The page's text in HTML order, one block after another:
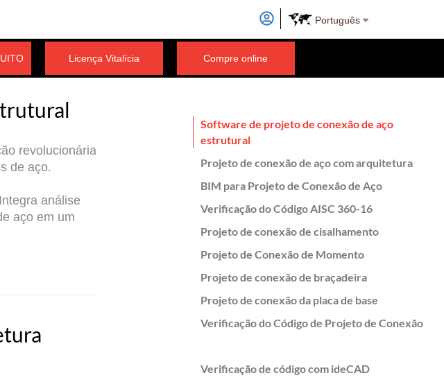
Português
Compre online
Licença Vitalícia
revolucionária
de aço.
análise
aço em um
Software de projeto de conexão de aço
estrutural
Projeto de conexão de aço com arquitetura
BIM para Projeto de Conexão de Aço
Verificação do Código AISC 360-16
Projeto de conexão de cisalhamento
Projeto de Conexão de Momento
Projeto de conexão de braçadeira
Projeto de conexão da placa de base
Verificação do Código de Projeto de Conexão
Verificação de código com ideCAD